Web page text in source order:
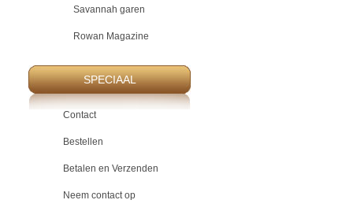
Savannah garen
Rowan Magazine
SPECIAAL
Contact
Bestellen
Betalen en Verzenden
Neem contact op